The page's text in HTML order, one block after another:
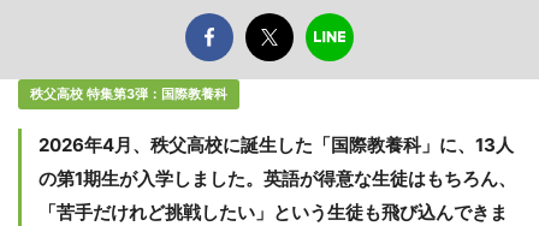
秩父高校 特集第3弾：国際教養科
2026年4月、秩父高校に誕生した「国際教養科」に、13人
の第1期生が入学しました。英語が得意な生徒はもちろん、
「苦手だけれど挑戦したい」という生徒も飛び込んできま